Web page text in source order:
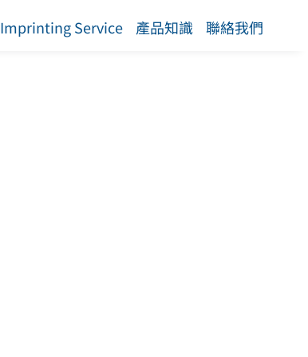
Imprinting Service 產品知識 聯絡我們